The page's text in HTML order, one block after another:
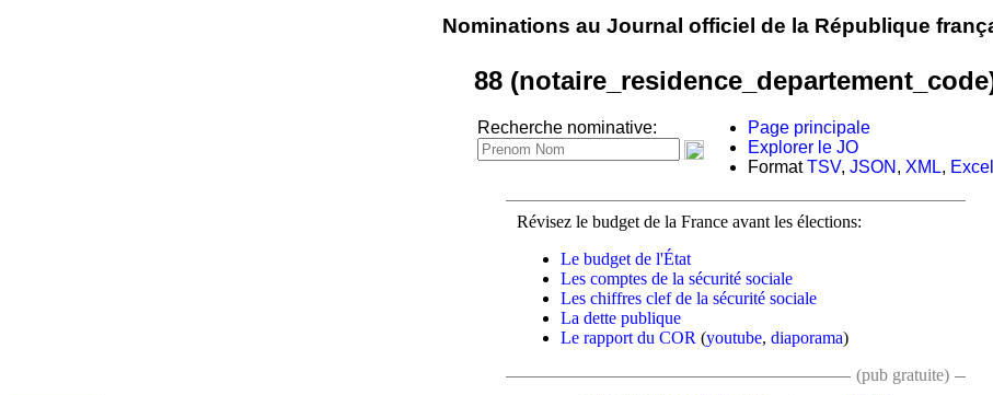
Nominations au Journal officiel de la République
88
Recherche nominative:
Page principale
Explorer le JO
FormatTSV, JSON , XML, Excel
Révisez le budget de la France avant les élections:
Le budget de l'État
Les comptes de la sécurité sociale
Les chiffres clef de la sécurité sociale
La dette publique
Le rapport du COR (youtube, diaporama)
(pub gratuite)